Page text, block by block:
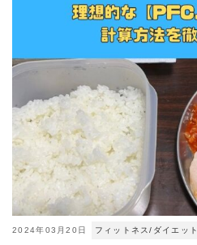
2024年03月20日 フィットネス/ダイエット